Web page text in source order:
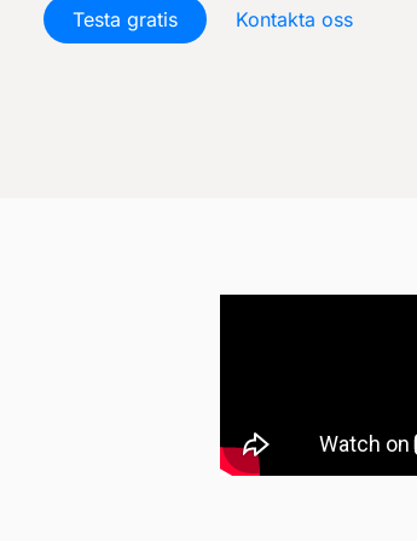
Testa gratis Kontakta oss